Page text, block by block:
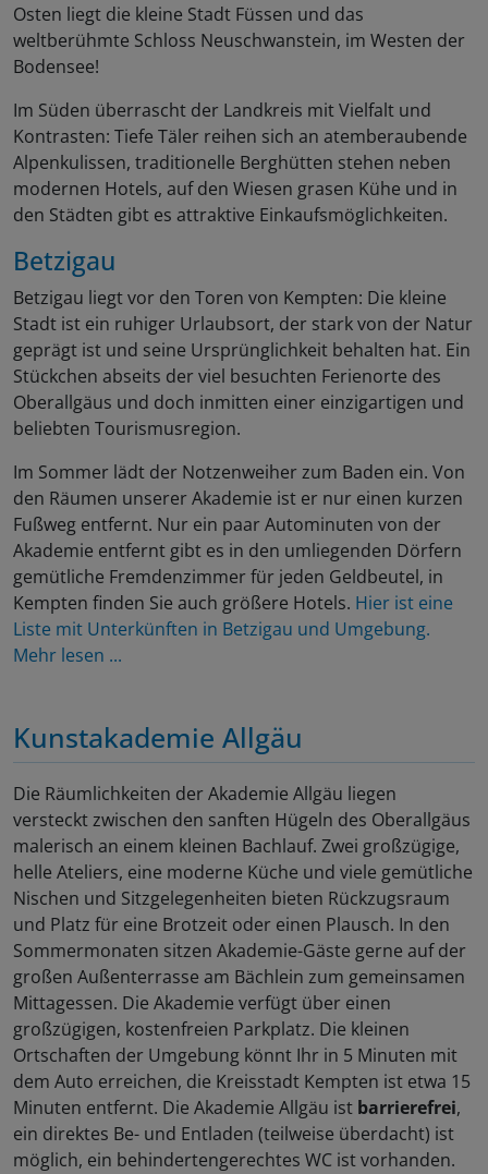
Osten liegt die kleine Stadt Füssen und das
weltberühmte Schloss Neuschwanstein, im Westen der
Bodensee!
Im Süden überrascht der Landkreis mit Vielfalt und
Kontrasten: Tiefe Täler reihen sich an atemberaubende
Alpenkulissen, traditionelle Berghütten stehen neben
modernen Hotels, auf den Wiesen grasen Kühe und in
den Städten gibt es attraktive Einkaufsmöglichkeiten.
Betzigau
Betzigau liegt vor den Toren von Kempten: Die kleine
Stadt ist ein ruhiger Urlaubsort, der stark von der Natur
geprägt ist und seine Ursprünglichkeit behalten hat. Ein
Stückchen abseits der viel besuchten Ferienorte des
Oberallgäus und doch inmitten einer einzigartigen und
beliebten Tourismusregion.
Im Sommer lädt der Notzenweiher zum Baden ein. Von
den Räumen unserer Akademie ist er nur einen kurzen
Fußweg entfernt. Nur ein paar Autominuten von der
Akademie entfernt gibt es in den umliegenden Dörfern
gemütliche Fremdenzimmer für jeden Geldbeutel, in
Kempten finden Sie auch größere Hotels. Hier ist eine
Liste mit Unterkünften in Betzigau und Umgebung.
Mehr lesen ...
Kunstakademie Allgäu
Die Räumlichkeiten der Akademie Allgäu liegen
versteckt zwischen den sanften Hügeln des Oberallgäus
malerisch an einem kleinen Bachlauf. Zwei großzügige,
helle Ateliers, eine moderne Küche und viele gemütliche
Nischen und Sitzgelegenheiten bieten Rückzugsraum
und Platz für eine Brotzeit oder einen Plausch. In den
Sommermonaten sitzen Akademie-Gäste gerne auf der
großen Außenterrasse am Bächlein zum gemeinsamen
Mittagessen. Die Akademie verfügt über einen
großzügigen, kostenfreien Parkplatz. Die kleinen
Ortschaften der Umgebung könnt Ihr in 5 Minuten mit
dem Auto erreichen, die Kreisstadt Kempten ist etwa 15
Minuten entfernt. Die Akademie Allgäu ist barrierefrei,
ein direktes Be- und Entladen (teilweise überdacht) ist
möglich, ein behindertengerechtes WC ist vorhanden.